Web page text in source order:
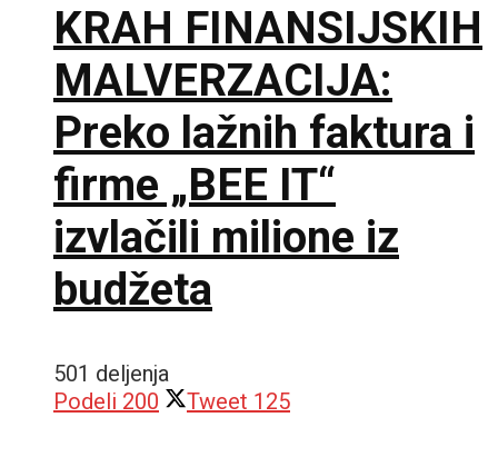
KRAH FINANSIJSKIH
MALVERZACIJA:
Preko lažnih faktura i
firme „BEE IT“
izvlačili milione iz
budžeta
501 deljenja
Podeli 200 Tweet 125